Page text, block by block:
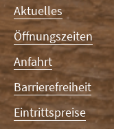
Navigation
überspringen
Aktuelles
Öffnungszeiten
Anfahrt
Barrierefreiheit
Eintrittspreise